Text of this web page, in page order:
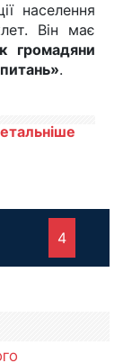
населення
Він має
громадяни
.
4